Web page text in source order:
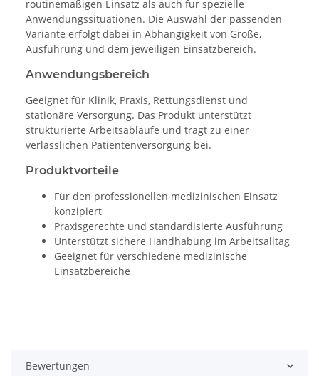
routinemäßigen Einsatz als auch für spezielle
Anwendungssituationen. Die Auswahl der passenden
Variante erfolgt dabei in Abhängigkeit von Größe,
Ausführung und dem jeweiligen Einsatzbereich.
Anwendungsbereich
Geeignet für Klinik, Praxis, Rettungsdienst und
stationäre Versorgung. Das Produkt unterstützt
strukturierte Arbeitsabläufe und trägt zu einer
verlässlichen Patientenversorgung bei.
Produktvorteile
Für den professionellen medizinischen Einsatz
konzipiert
Praxisgerechte und standardisierte Ausführung
Unterstützt sichere Handhabung im Arbeitsalltag
Geeignet für verschiedene medizinische
Einsatzbereiche
Bewertungen